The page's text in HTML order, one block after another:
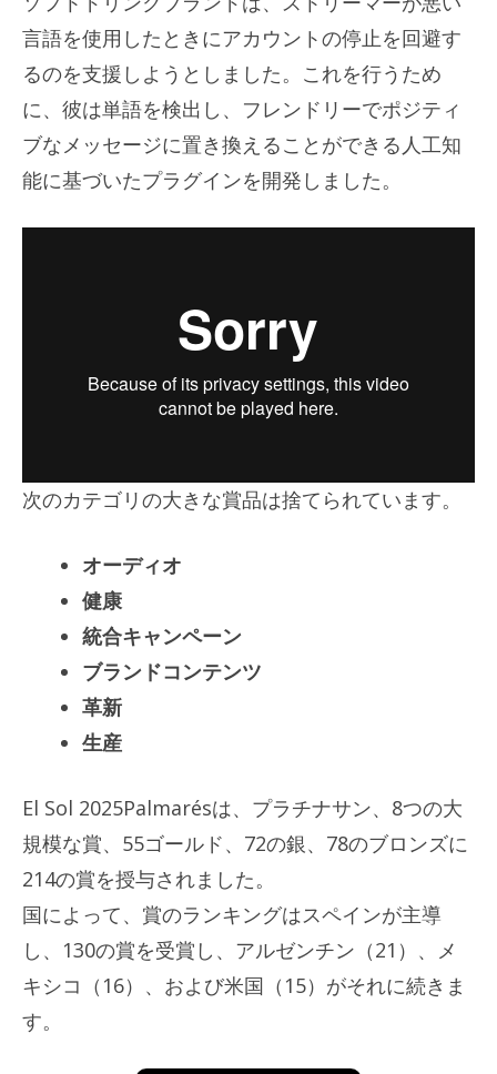
言語を使用したときにアカウントの停止を回避す
るのを支援しようとしました。これを行うため
に、彼は単語を検出し、フレンドリーでポジティ
ブなメッセージに置き換えることができる人工知
能に基づいたプラグインを開発しました。
次のカテゴリの大きな賞品は捨てられています。
オーディオ
健康
統合キャンペーン
ブランドコンテンツ
革新
生産
El Sol 2025Palmarésは、プラチナサン、8つの大
規模な賞、55ゴールド、72の銀、78のブロンズに
214の賞を授与されました。
国によって、賞のランキングはスペインが主導
し、130の賞を受賞し、アルゼンチン（21）、メ
キシコ（16）、および米国（15）がそれに続きま
す。